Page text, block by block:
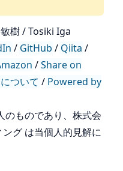
樹 / Tosiki Iga
/ GitHub / Qiita /
/Share on
ついて / Powered by
のものであり、株式会
グ は当個人的見解に